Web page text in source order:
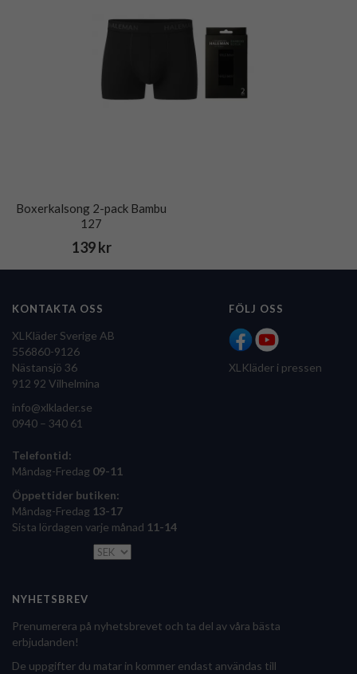
Boxerkalsong 2-pack Bambu
127
139 kr
KONTAKTA OSS
XLKläder Sverige AB
556860-9126
Nästansjö 36
912 92 Vilhelmina
info@xlklader.se
0940 – 340 61
Telefontid:
Måndag-Fredag 09-11
Öppettider butiken:
Måndag-Fredag 13-17
Sista lördagen varje månad 11-14
FÖLJ OSS
XLKläder i pressen
NYHETSBREV
Prenumerera på nyhetsbrevet och ta del av våra bästa
erbjudanden!
De uppgifter du matar in kommer endast användas till